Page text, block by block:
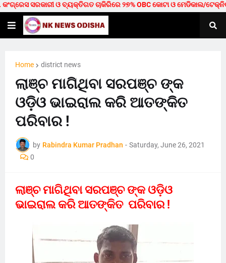
ସରକାରୀ ଓ ବ୍ୟକ୍ତିଗତ ଚାକିରିରେ ୨୭% OBC କୋଟା ଓ ମେଡିକାଲ/
Home district news
ଲାଞ୍ଚ ମାଗିଥିବା ସରପଞ୍ଚ ଙ୍କ
ଓଡ଼ିଓ ଭାଇରାଲ କରି ଆତଙ୍କିତ
ପରିବାର !
by Rabindra Kumar Pradhan - Saturday, June 26, 2021
0
ଲାଞ୍ଚ ମାଗିଥିବା ସରପଞ୍ଚ ଙ୍କ ଓଡ଼ିଓ
ଭାଇରାଲ କରି ଆତଙ୍କିତ ପରିବାର !